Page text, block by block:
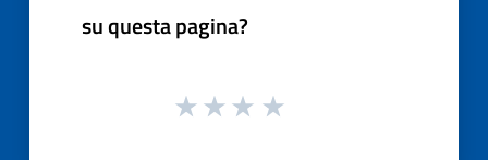
su questa pagina?